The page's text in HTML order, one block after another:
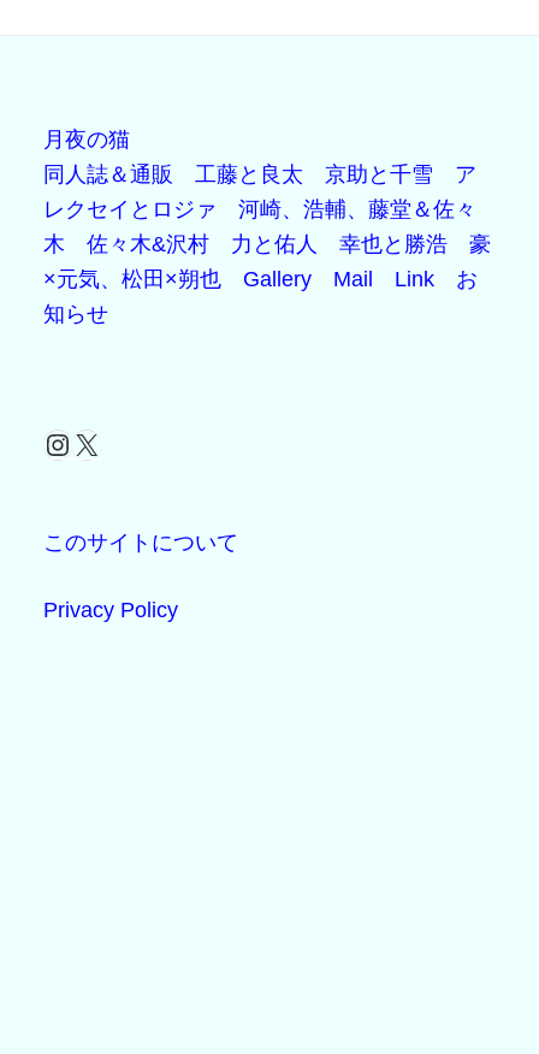
月夜の猫
同人誌＆通販
工藤と良太 京助と千雪
ア
レクセイとロジァ
河崎、浩輔、藤堂＆佐々
木
佐々木&沢村 力と佑人 幸也と勝浩
豪
×元気、松田×朔也
Gallery Mail Link
お
知らせ
Instagram
X
このサイトについて
Privacy Policy